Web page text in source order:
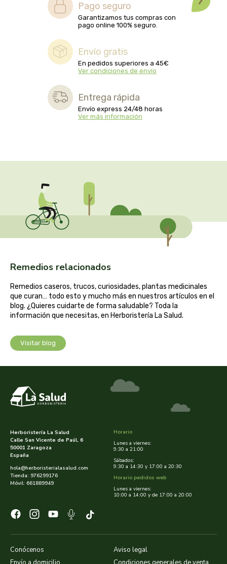
Pago seguro
Garantizamos tus compras con
pago online 100% seguro.
Envío gratis
En pedidos superiores a 45€
Ver condiciones de envío
Entrega rápida
Envío express 24/48 horas
Ver más información
Remedios relacionados
Remedios caseros, trucos, curiosidades, plantas medicinales
que curan… todo esto y mucho más en nuestros artículos en el
blog. ¿Quieres cuidarte de forma saludable? Toda la
información que necesitas, en Herboristería La Salud.
Visitar blog
Herboristería La Salud
Calle San Vicente de Paúl, 6
50001 Zaragoza
España
hola@herboristerialasalud.com
Tienda: 976299176
Móvil: 661889949
Conócenos
Aviso legal
Horario
Lunes a viernes:
9:30 a 21:00
Sábados:
9:30 a 14:30 y 17:00 a 20:30
Horario pedidos web
Lunes a viernes:
10:00 a 14:00 y de 17:00 a 20:00
brinkers food
cal valls
calmmabis
camaleon
captain kombucha
casa ibañez
castagno
catalysis
cavalier
cfn
cien por cien natural
como una reina
cooperativa del campo virgen de la esperanza
d shila
dento produts
derbos
designs for health
diego camaras- lotero